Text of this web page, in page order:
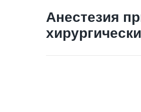
Анестезия